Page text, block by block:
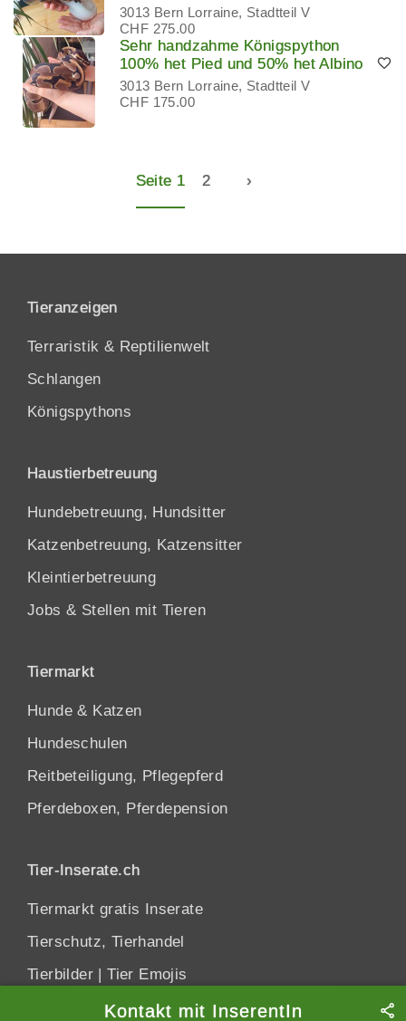
Datenschutzhinweis Schliessen
3013 Bern Lorraine, Stadtteil V
CHF 275.00
Sehr handzahme Königspython
100% het Pied und 50% het Albino
3013 Bern Lorraine, Stadtteil V
CHF 175.00
Seite 1 2 ›
Tieranzeigen
Terraristik & Reptilienwelt
Schlangen
Königspythons
Haustierbetreuung
Hundebetreuung, Hundsitter
Katzenbetreuung, Katzensitter
Kleintierbetreuung
Jobs & Stellen mit Tieren
Tiermarkt
Hunde & Katzen
Hundeschulen
Reitbeteiligung, Pflegepferd
Pferdeboxen, Pferdepension
Tier-Inserate.ch
Tiermarkt gratis Inserate
Tierschutz, Tierhandel
Tierbilder |Tier Emojis
Kontakt mit InserentIn